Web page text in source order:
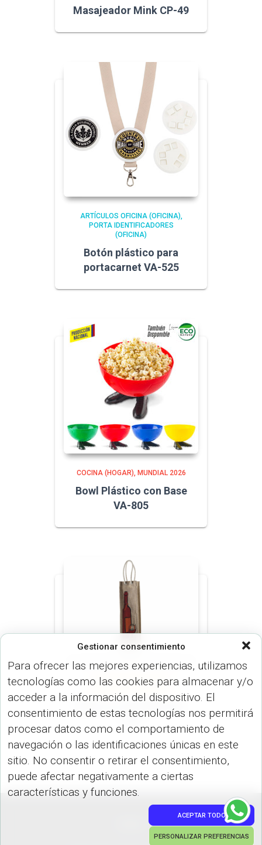
Gestionar consentimiento
Para ofrecer las mejores experiencias, utilizamos
tecnologías como las cookies para almacenar y/o
acceder a la información del dispositivo. El
consentimiento de estas tecnologías nos permitirá
procesar datos como el comportamiento de
navegación o las identificaciones únicas en este
sitio. No consentir o retirar el consentimiento,
puede afectar negativamente a ciertas
características y funciones.
ACEPTAR TODO
PERSONALIZAR PREFERENCIAS
Masajeador Mink CP-49
ARTÍCULOS OFICINA (OFICINA)
PORTA IDENTIFICADORES
(OFICINA)
Botón plástico para
portacarnet VA-525
COCINA (HOGAR) MUNDIAL 2026
Bowl Plástico con Base
VA-805
BAR (HOGAR) BOLSOS
(MALETINES Y MORRALES)
Bolsa en Yute Wine VA-
419